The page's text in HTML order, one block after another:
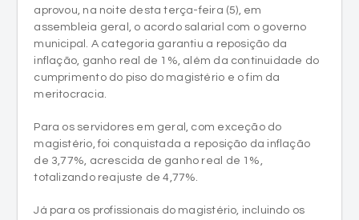
inflação, ganho real de 1%, além da continuidade do
cumprimento do piso do magistério e o fim da
meritocracia.
Para os servidores em geral, com exceção do
magistério, foi conquistada a reposição da inflação
totalizando reajuste de 4,77%.
Já para os profissionais do magistério, incluindo os
contratados temporários (ACTs), o reajuste foi de
categoria. Além disso, foi realizada uma